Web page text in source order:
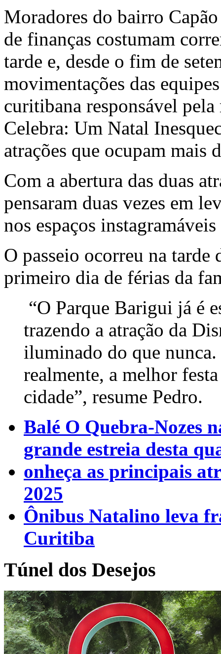
Moradores do bairro
de finanças costumam
tarde e, desde o fim de
movimentações das
curitibana responsável
Celebra: Um Natal
atrações que ocupam mais
Com a abertura das duas
pensaram duas vezes em
nos espaços
O passeio ocorreu na
primeiro dia de férias da
“O Parque Barigui já é
trazendo a atração da
iluminado do que
realmente, a melhor
cidade”, resume Pedro.
Balé O Quebra-Nozes
grande estreia desta
onheça as principais
2025
Ônibus Natalino leva
Curitiba
Túnel dos Desejos